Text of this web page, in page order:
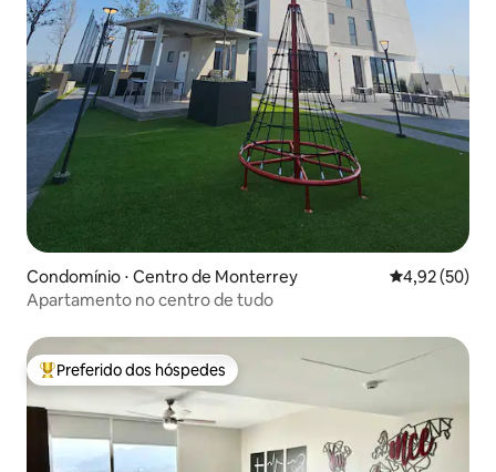
Condomínio ⋅ Centro de Monterrey 4,92 de uma
4,92 (50)
Apartamento no centro de tudo
Entre os melhores preferidos dos hóspedes
Preferido dos hóspedes